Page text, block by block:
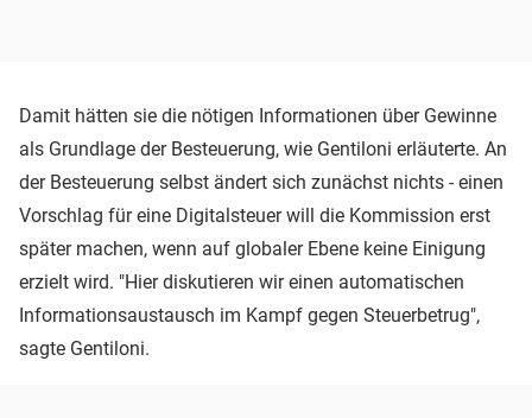
Damit hätten sie die nötigen Informationen über Gewinne
als Grundlage der Besteuerung, wie Gentiloni erläuterte. An
der Besteuerung selbst ändert sich zunächst nichts - einen
Vorschlag für eine Digitalsteuer will die Kommission erst
später machen, wenn auf globaler Ebene keine Einigung
erzielt wird. "Hier diskutieren wir einen automatischen
Informationsaustausch im Kampf gegen Steuerbetrug",
sagte Gentiloni.